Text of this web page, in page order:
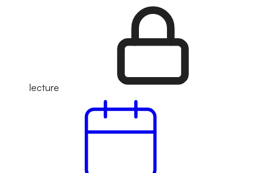
lecture